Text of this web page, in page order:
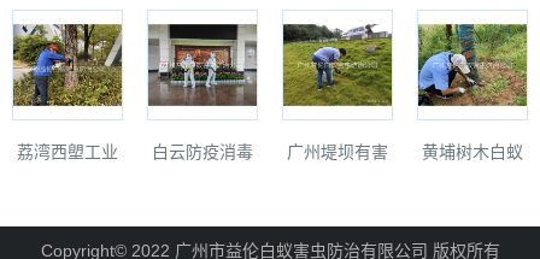
荔湾西塱工业 白云防疫消毒 广州堤坝有害 黄埔树木白蚁
Copyright© 2022 广州市益伦白蚁害虫防治有限公司 版权所有